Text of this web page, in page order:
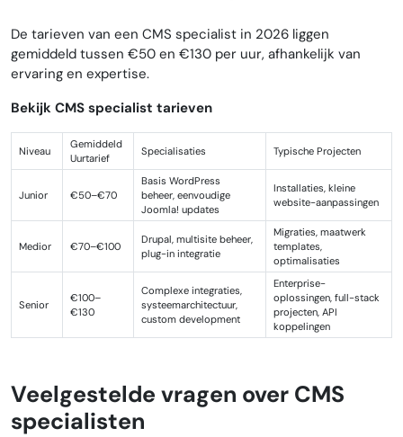
De tarieven van een CMS specialist in 2026 liggen
gemiddeld tussen €50 en €130 per uur, afhankelijk van
ervaring en expertise.
Bekijk CMS specialist tarieven
Niveau
Gemiddeld
Uurtarief
Specialisaties Typische Projecten
Junior €50–€70
Basis WordPress
beheer, eenvoudige
Joomla! updates
Installaties, kleine
website-aanpassingen
Medior €70–€100
Drupal, multisite beheer,
plug-in integratie
Migraties, maatwerk
templates,
optimalisaties
Senior
€100–
€130
Complexe integraties,
systeemarchitectuur,
custom development
Enterprise-
oplossingen, full-stack
projecten, API
koppelingen
Veelgestelde vragen over CMS
specialisten